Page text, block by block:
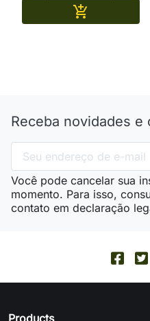

Receba novidades
Você pode cancelar sua
momento. Para isso,
contato em declaração